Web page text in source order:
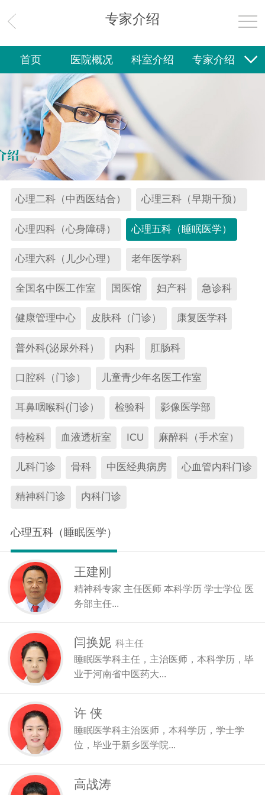
医院公告 六院快讯 其他公告
护理专区
护理概况 护理动态 天使风采
护理教育
健康教育
进修实习 科研动态
党建专区
院务公开
专家介绍
首页 医院概况 科室介绍 专家介绍
就诊指南 社区卫生 新闻中心
健康教育 党建专区 院务公开
心理二科（中西医结合） 心理三科（早期干预）
心理四科（心身障碍） 心理五科（睡眠医学）
心理六科（儿少心理） 老年医学科
全国名中医工作室 国医馆 妇产科 急诊科
健康管理中心 皮肤科（门诊） 康复医学科
普外科(泌尿外科） 内科 肛肠科
口腔科（门诊） 儿童青少年名医工作室
耳鼻咽喉科(门诊） 检验科 影像医学部
特检科 血液透析室 ICU 麻醉科（手术室）
儿科门诊 骨科 中医经典病房 心血管内科门诊
精神科门诊 内科门诊
心理五科（睡眠医学）
王建刚
精神科专家 主任医师 本科学历 学士学位 医
务部主任...
闫换妮 科主任
睡眠医学科主任，主治医师，本科学历，毕
业于河南省中医药大...
许 侠
睡眠医学科主治医师，本科学历，学士学
位，毕业于新乡医学院...
高战涛